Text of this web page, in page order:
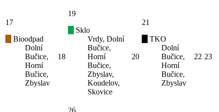
17
Bioodpad
Dolní
Bučice,
Horní
Bučice,
Zbyslav
18
19
Sklo
Vrdy, Dolní
Bučice,
Horní
Bučice,
Zbyslav,
Koudelov,
Skovice
20
21
TKO
Dolní
Bučice,
Horní
Bučice,
Zbyslav
22 23